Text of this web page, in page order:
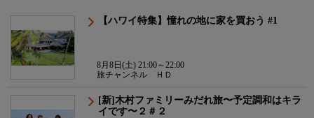
【ハワイ特集】憧れの地に家を買おう #1
8月8日(土) 21:00～22:00
旅チャンネル ＨＤ
[新]木村ファミリーみだれ旅〜予定調和はキラ
イです〜２＃２